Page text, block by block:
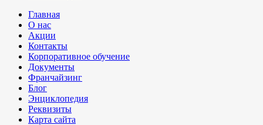
Главная
О нас
Акции
Контакты
Корпоративное обучение
Документы
Франчайзинг
Блог
Энциклопедия
Реквизиты
Карта сайта